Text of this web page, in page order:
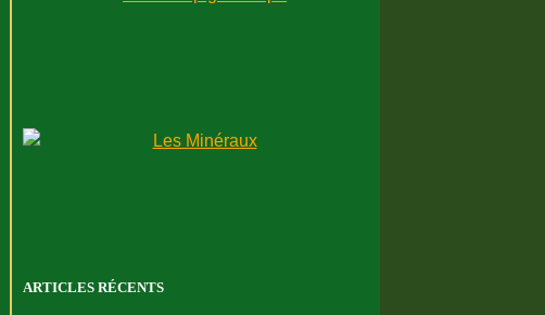
ARTICLES RÉCENTS